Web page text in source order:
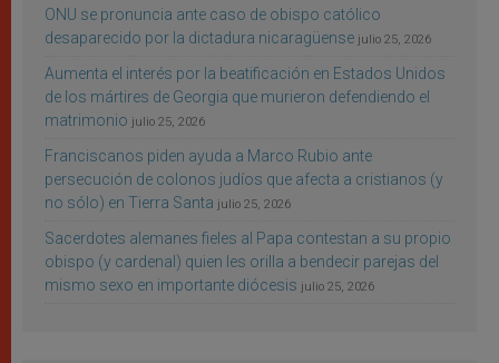
ONU se pronuncia ante caso de obispo católico
desaparecido por la dictadura nicaragüense julio 25, 2026
Aumenta el interés por la beatificación en Estados Unidos
de los mártires de Georgia que murieron defendiendo el
matrimonio julio 25, 2026
Franciscanos piden ayuda a Marco Rubio ante
persecución de colonos judíos que afecta a cristianos (y
no sólo) en Tierra Santa julio 25, 2026
Sacerdotes alemanes fieles al Papa contestan a su propio
obispo (y cardenal) quien les orilla a bendecir parejas del
mismo sexo en importante diócesis julio 25, 2026